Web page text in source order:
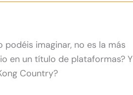
podéis imaginar, no es la más
en un título de plataformas? Y
Country?